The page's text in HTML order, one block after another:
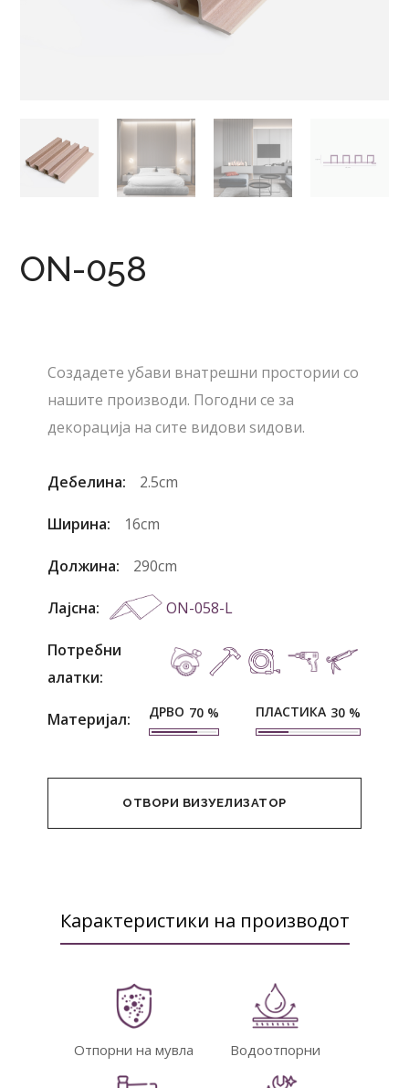
ON-058
Создадете убави внатрешни простории со
нашите производи. Погодни се за
декорација на сите видови ѕидови.
Дебелина: 2.5cm
Ширина: 16cm
Должина: 290cm
Лајсна: ON-058-L
Потребни
алатки:
Материјал: ДРВО 70 % ПЛАСТИКА 30 %
ОТВОРИ ВИЗУЕЛИЗАТОР
Карактеристики на производот
Отпорни на мувла Водоотпорни